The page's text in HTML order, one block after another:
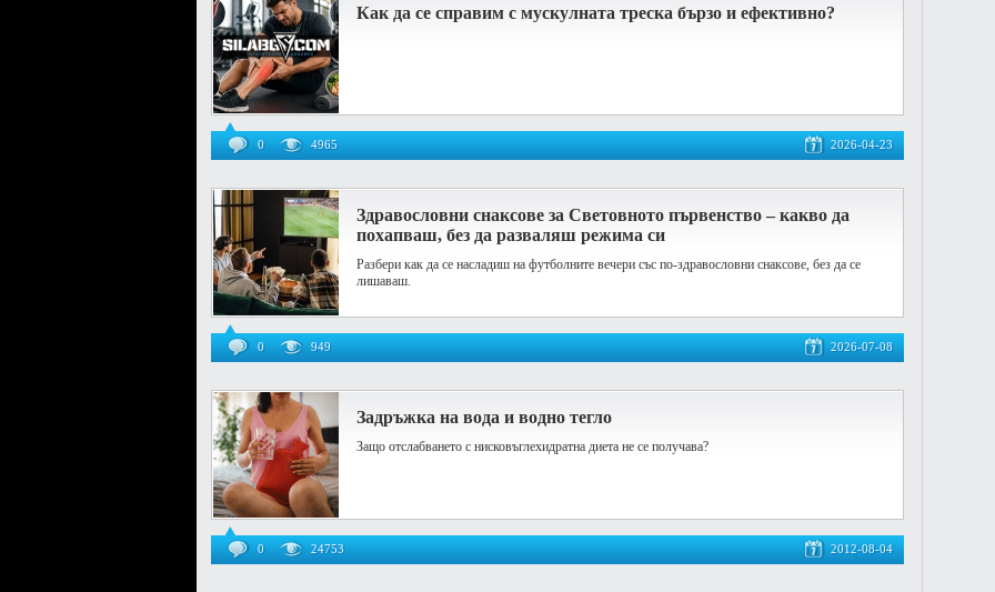
Как да се справим с мускулната треска бързо и ефективно?
0 4965 2026-04-23
Здравословни снаксове за Световното първенство – какво да
похапваш, без да разваляш режима си
Разбери как да се насладиш на футболните вечери със по-здравословни снаксове, без да се
лишаваш.
0 949 2026-07-08
Задръжка на вода и водно тегло
Защо отслабването с нисковъглехидратна диета не се получава?
0 24753 2012-08-04